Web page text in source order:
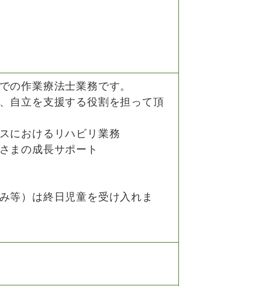
の作業療法士業務です。
自立を支援する役割を担って頂
におけるリハビリ業務
まの成長サポート
等）は終日児童を受け入れま